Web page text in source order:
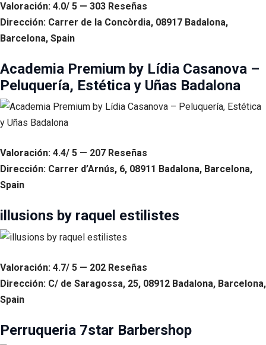
Valoración: 4.0/ 5 — 303 Reseñas
Dirección: Carrer de la Concòrdia, 08917 Badalona,
Barcelona, Spain
Academia Premium by Lídia Casanova –
Peluquería, Estética y Uñas Badalona
Valoración: 4.4/ 5 — 207 Reseñas
Dirección: Carrer d’Arnús, 6, 08911 Badalona, Barcelona,
Spain
illusions by raquel estilistes
Valoración: 4.7/ 5 — 202 Reseñas
Dirección: C/ de Saragossa, 25, 08912 Badalona, Barcelona,
Spain
Perruqueria 7star Barbershop